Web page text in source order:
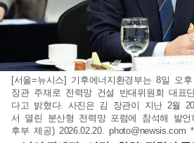
[서울=뉴시스] 기후에너지환경부는 8일 오
장관 주재로 전력망 건설 반대위원회 대표
다고 밝혔다. 사진은 김 장관이 지난 2월
서 열린 분산형 전력망 포럼에 참석해 발언
후부 제공) 2026.02.20.photo@newsis.com